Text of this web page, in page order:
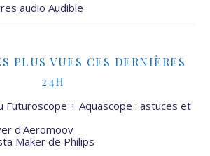
audio Audible
PLUS VUES CES DERNIÈRES
24H
Futuroscope + Aquascope : astuces et
d'Aeromoov
Maker de Philips